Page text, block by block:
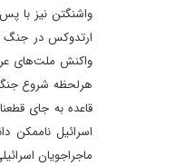
واشنگتن نیز با
ارتدوکس در جنگ
واکنش ملت‌های
هرلحظه شروع
اسرائیل ناممکن
ماجراجویان